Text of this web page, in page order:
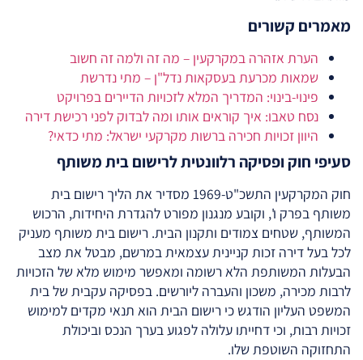
מאמרים קשורים
הערת אזהרה במקרקעין – מה זה ולמה זה חשוב
שמאות מכרעת בעסקאות נדל"ן – מתי נדרשת
פינוי-בינוי: המדריך המלא לזכויות הדיירים בפרויקט
נסח טאבו: איך קוראים אותו ומה לבדוק לפני רכישת דירה
היוון זכויות חכירה ברשות מקרקעי ישראל: מתי כדאי?
סעיפי חוק ופסיקה רלוונטית לרישום בית משותף
חוק המקרקעין התשכ"ט-1969 מסדיר את הליך רישום בית
משותף בפרק ו', וקובע מנגנון מפורט להגדרת היחידות, הרכוש
המשותף, שטחים צמודים ותקנון הבית. רישום בית משותף מעניק
לכל בעל דירה זכות קניינית עצמאית במרשם, מבטל את מצב
הבעלות המשותפת הלא רשומה ומאפשר מימוש מלא של הזכויות
לרבות מכירה, משכון והעברה ליורשים. בפסיקה עקבית של בית
המשפט העליון הודגש כי רישום הבית הוא תנאי מקדים למימוש
זכויות רבות, וכי דחייתו עלולה לפגוע בערך הנכס וביכולת
התחזוקה השוטפת שלו.